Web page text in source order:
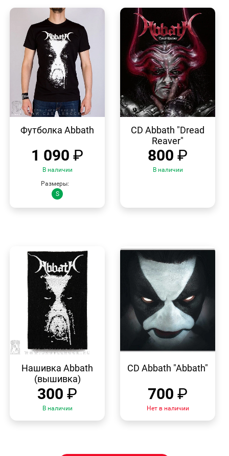
ПРОСМОТР
Футболка Abbath
1 090 ₽
В наличии
Размеры:
S
ПРОСМОТР
CD Abbath "Dread
Reaver"
800 ₽
В наличии
ПРОСМОТР
Нашивка Abbath
(вышивка)
300 ₽
В наличии
ПРОСМОТР
CD Abbath "Abbath"
700 ₽
Нет в наличии